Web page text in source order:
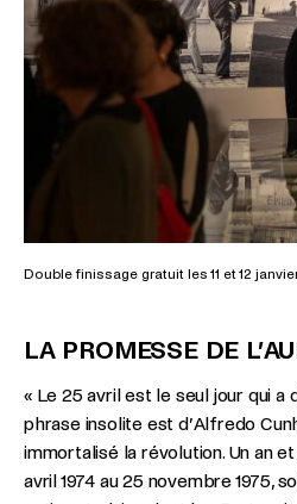
Double finissage gratuit les 11 et 12
LA PROMESSE DE
« Le 25 avril est le seul jour qui a
phrase insolite est d’Alfredo
immortalisé la révolution. Un an
avril 1974 au 25 novembre 1975,